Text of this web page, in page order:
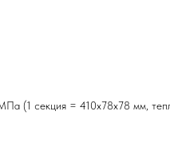
(1 секция = 410х78х78 мм,